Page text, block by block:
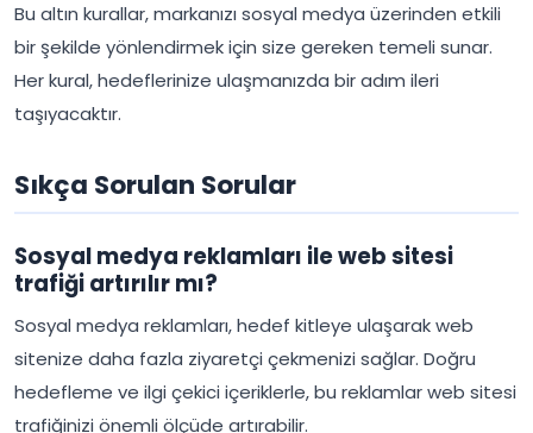
Bu altın kurallar, markanızı sosyal medya üzerinden etkili
bir şekilde yönlendirmek için size gereken temeli sunar.
Her kural, hedeflerinize ulaşmanızda bir adım ileri
taşıyacaktır.
Sıkça Sorulan Sorular
Sosyal medya reklamları ile web sitesi
trafiği artırılır mı?
Sosyal medya reklamları, hedef kitleye ulaşarak web
sitenize daha fazla ziyaretçi çekmenizi sağlar. Doğru
hedefleme ve ilgi çekici içeriklerle, bu reklamlar web sitesi
trafiğinizi önemli ölçüde artırabilir.